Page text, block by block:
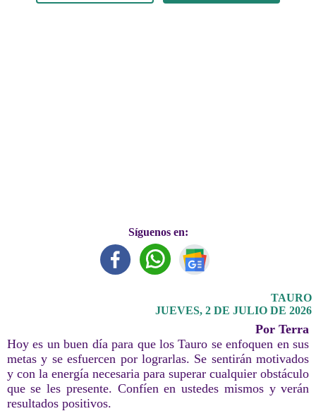
Síguenos en:
TAURO
JUEVES, 2 DE JULIO DE 2026
Por Terra
Hoy es un buen día para que los Tauro se enfoquen en sus
metas y se esfuercen por lograrlas. Se sentirán motivados
y con la energía necesaria para superar cualquier obstáculo
que se les presente. Confíen en ustedes mismos y verán
resultados positivos.